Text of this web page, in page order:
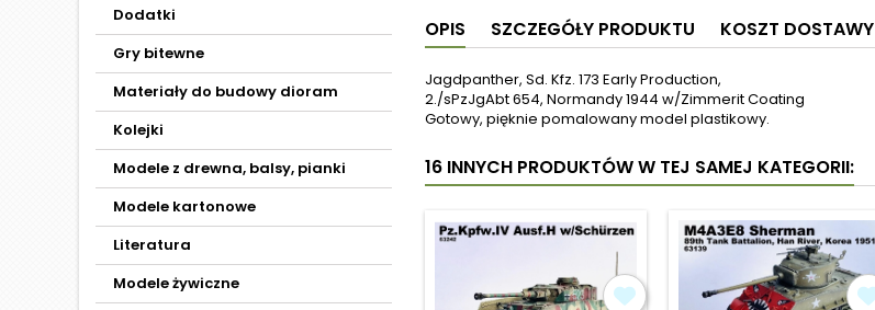
Dodatki
Gry bitewne
Materiały do budowy dioram
Kolejki
Modele z drewna, balsy, pianki
Modele kartonowe
Literatura
Modele żywiczne
OPIS SZCZEGÓŁY PRODUKTU KOSZT DOSTAWY
Jagdpanther, Sd. Kfz. 173 Early Production,
2./sPzJgAbt 654, Normandy 1944 w/Zimmerit Coating
Gotowy, pięknie pomalowany model plastikowy.
16 INNYCH PRODUKTÓW W TEJ SAMEJ KATEGORII: